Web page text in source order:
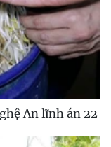
An lĩnh án 22